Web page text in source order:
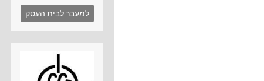
למעבר לבית העסק